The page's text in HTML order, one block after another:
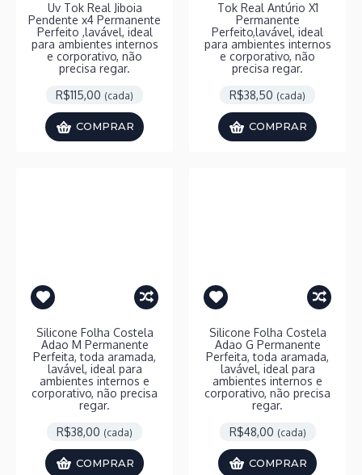
Uv Tok Real Jiboia
Pendente x4 Permanente
Perfeito ,lavável, ideal
para ambientes internos
e corporativo, não
precisa regar.
R$115,00 (cada)
COMPRAR
Tok Real Antúrio X1
Permanente
Perfeito,lavável, ideal
para ambientes internos
e corporativo, não
precisa regar.
R$38,50 (cada)
COMPRAR
Silicone Folha Costela
Adao M Permanente
Perfeita, toda aramada,
lavável, ideal para
ambientes internos e
corporativo, não precisa
regar.
R$38,00 (cada)
COMPRAR
Silicone Folha Costela
Adao G Permanente
Perfeita, toda aramada,
lavável, ideal para
ambientes internos e
corporativo, não precisa
regar.
R$48,00 (cada)
COMPRAR